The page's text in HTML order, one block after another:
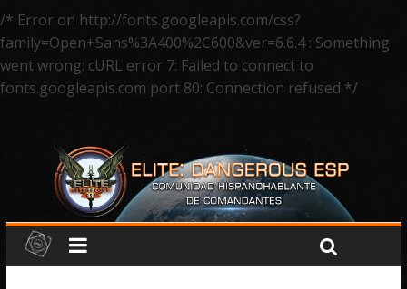
/* Error on http://fonts.googleapis.com/css?
family=Open+Sans%3A400%2C600&ver=6.6.4 : Something
went wrong: cURL error 7: Failed to connect to
fonts.googleapis.com port 80: Connection refused */